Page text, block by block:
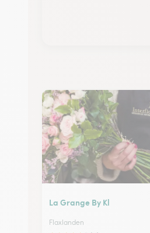
La Grange By Kl
Flaxlanden